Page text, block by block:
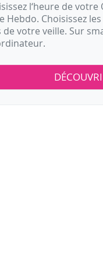
l‘heure de
Hebdo. Choisissez
de votre veille. Sur